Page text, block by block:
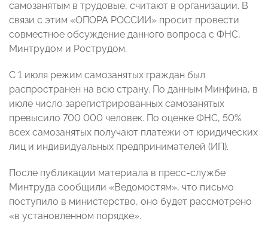
самозанятым в трудовые, считают в организации. В
связи с этим «ОПОРА РОССИИ» просит провести
совместное обсуждение данного вопроса с ФНС,
Минтрудом и Рострудом.
С 1 июля режим самозанятых граждан был
распространен на всю страну. По данным Минфина, в
июле число зарегистрированных самозанятых
превысило 700 000 человек. По оценке ФНС, 50%
всех самозанятых получают платежи от юридических
лиц и индивидуальных предпринимателей (ИП).
После публикации материала в пресс-службе
Минтруда сообщили «Ведомостям», что письмо
поступило в министерство, оно будет рассмотрено
«в установленном порядке».